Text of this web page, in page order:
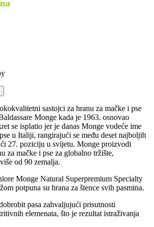
sastojci za hranu za mačke i pse
Monge kada je 1963. osnovao
se isplatio jer je danas Monge vodeće ime
u Italiji, rangirajući se među deset najboljih
27. poziciju u svijetu. Monge proizvodi
za mačke i pse za globalno tržište,
od 90 zemalja.
Monge Natural Superpremium Specialty
potpuna su hrana za štence svih pasmina.
pasa zahvaljujući prisutnosti
elemenata, što je rezultat istraživanja